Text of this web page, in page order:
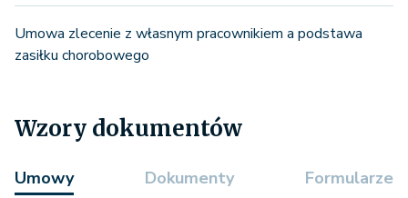
Umowa zlecenie z własnym pracownikiem a podstawa
zasiłku chorobowego
Wzory dokumentów
Umowy Dokumenty Formularze